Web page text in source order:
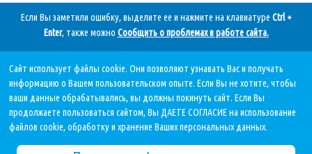
Если Вы заметили ошибку, выделите ее и нажмите на клавиатуре Ctrl +
Enter, также можно Сообщить о проблемах в работе сайта.
Дата последнего обновления:
07.08.2026, в 11 59.
Сайт использует файлы cookie. Они позволяют узнавать Вас и получать
информацию о Вашем пользовательском опыте. Если Вы не хотите, чтобы
ваши данные обрабатывались, вы должны покинуть сайт. Если Вы
продолжаете пользоваться сайтом, Вы ДАЕТЕ СОГЛАСИЕ на использование
файлов cookie, обработку и хранение Ваших персональных данных.